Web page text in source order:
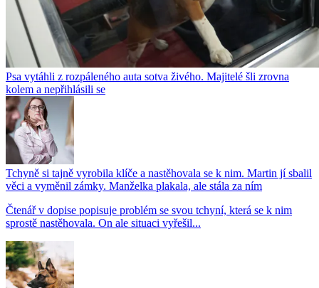
Psa vytáhli z rozpáleného auta sotva živého. Majitelé šli zrovna
kolem a nepřihlásili se
Tchyně si tajně vyrobila klíče a nastěhovala se k nim. Martin jí sbalil
věci a vyměnil zámky. Manželka plakala, ale stála za ním
Čtenář v dopise popisuje problém se svou tchyní, která se k nim
sprostě nastěhovala. On ale situaci vyřešil...